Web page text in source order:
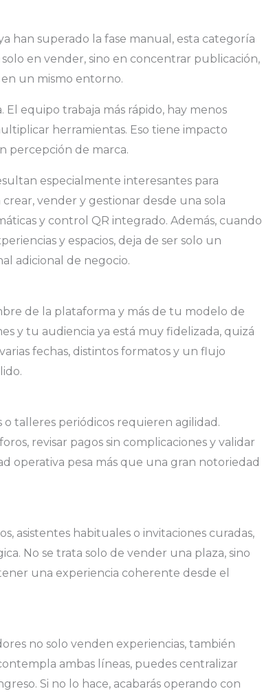
han superado la fase manual, esta categoría
en vender, sino en concentrar publicación,
en un mismo entorno.
equipo trabaja más rápido, hay menos
herramientas. Eso tiene impacto
percepción de marca.
especialmente interesantes para
vender y gestionar desde una sola
y control QR integrado. Además, cuando
y espacios, deja de ser solo un
adicional de negocio.
de la plataforma y más de tu modelo de
y tu audiencia ya está muy fidelizada, quizá
fechas, distintos formatos y un flujo
o talleres periódicos requieren agilidad.
revisar pagos sin complicaciones y validar
operativa pesa más que una gran notoriedad
asistentes habituales o invitaciones curadas,
No se trata solo de vender una plaza, sino
una experiencia coherente desde el
no solo venden experiencias, también
ambas líneas, puedes centralizar
Si no lo hace, acabarás operando con